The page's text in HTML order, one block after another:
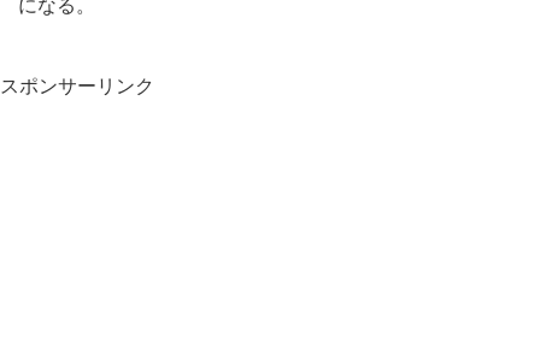
になる。
スポンサーリンク